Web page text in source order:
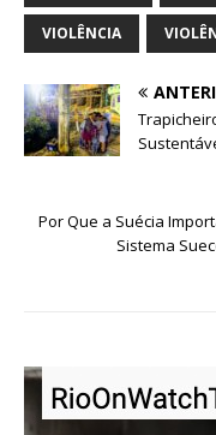
VIOLÊNCIA
Por Que a Suécia
Sistema